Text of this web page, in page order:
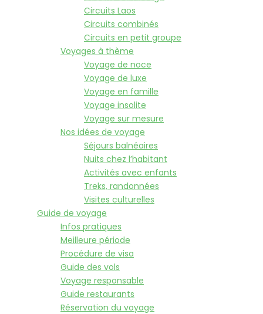
Circuits Laos
Circuits combinés
Circuits en petit groupe
Voyages à thème
Voyage de noce
Voyage de luxe
Voyage en famille
Voyage insolite
Voyage sur mesure
Nos idées de voyage
Séjours balnéaires
Nuits chez l’habitant
Activités avec enfants
Treks, randonnées
Visites culturelles
Guide de voyage
Infos pratiques
Meilleure période
Procédure de visa
Guide des vols
Voyage responsable
Guide restaurants
Réservation du voyage